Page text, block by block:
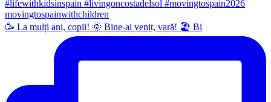
🥳 La mulți ani, copii! 🌞 Bine-ai venit, vară! 🏖 Bi